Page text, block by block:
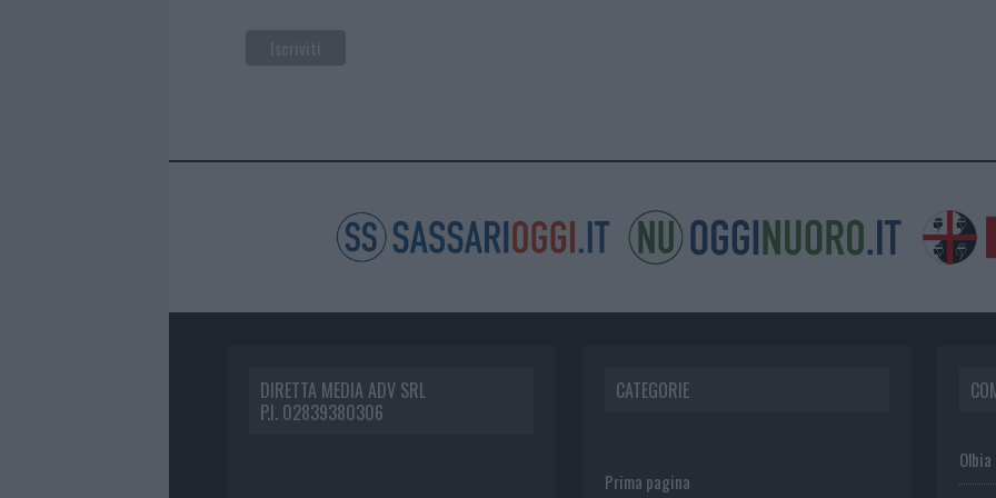
DIRETTA MEDIA ADV SRL
P.I. 02839380306
CATEGORIE
Prima pagina
Olbia